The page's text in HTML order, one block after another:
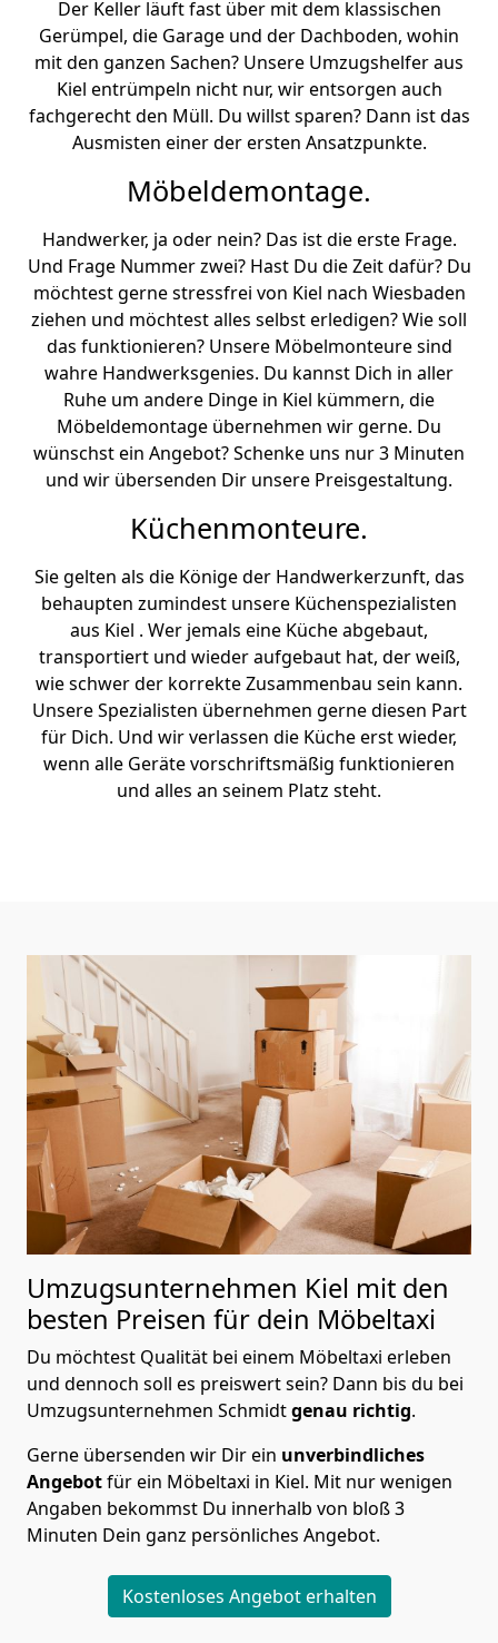
Der Keller läuft fast über mit dem klassischen
Gerümpel, die Garage und der Dachboden, wohin
mit den ganzen Sachen? Unsere Umzugshelfer aus
Kiel entrümpeln nicht nur, wir entsorgen auch
fachgerecht den Müll. Du willst sparen? Dann ist das
Ausmisten einer der ersten Ansatzpunkte.
Möbeldemontage.
Handwerker, ja oder nein? Das ist die erste Frage.
Und Frage Nummer zwei? Hast Du die Zeit dafür? Du
möchtest gerne stressfrei von Kiel nach Wiesbaden
ziehen und möchtest alles selbst erledigen? Wie soll
das funktionieren? Unsere Möbelmonteure sind
wahre Handwerksgenies. Du kannst Dich in aller
Ruhe um andere Dinge in Kiel kümmern, die
Möbeldemontage übernehmen wir gerne. Du
wünschst ein Angebot? Schenke uns nur 3 Minuten
und wir übersenden Dir unsere Preisgestaltung.
Küchenmonteure.
Sie gelten als die Könige der Handwerkerzunft, das
behaupten zumindest unsere Küchenspezialisten
aus Kiel . Wer jemals eine Küche abgebaut,
transportiert und wieder aufgebaut hat, der weiß,
wie schwer der korrekte Zusammenbau sein kann.
Unsere Spezialisten übernehmen gerne diesen Part
für Dich. Und wir verlassen die Küche erst wieder,
wenn alle Geräte vorschriftsmäßig funktionieren
und alles an seinem Platz steht.
Umzugsunternehmen Kiel mit den
besten Preisen für dein Möbeltaxi
Du möchtest Qualität bei einem Möbeltaxi erleben
und dennoch soll es preiswert sein? Dann bis du bei
Umzugsunternehmen Schmidtgenau richtig.
Gerne übersenden wir Dir ein unverbindliches
Angebotfür ein Möbeltaxi in Kiel. Mit nur wenigen
Angaben bekommst Du innerhalb von bloß 3
Minuten Dein ganz persönliches Angebot.
Kostenloses Angebot erhalten